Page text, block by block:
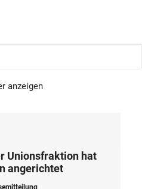
anzeigen
Unionsfraktion hat
angerichtet